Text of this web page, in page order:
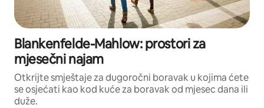
Blankenfelde-Mahlow: prostori za
mjesečni najam
Otkrijte smještaje za dugoročni boravak u kojima ćete
se osjećati kao kod kuće za boravak od mjesec dana ili
duže.